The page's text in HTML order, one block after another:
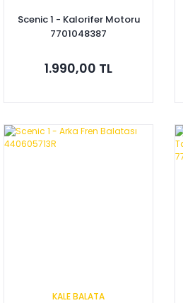
Scenic 1 - Kalorifer Motoru
7701048387
1.990,00 TL
Sepete Ekle
KALE BALATA